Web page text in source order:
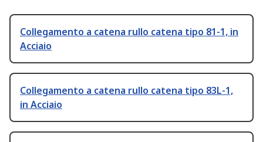
Collegamento a catena rullo catena tipo 81-1, in
Acciaio
Collegamento a catena rullo catena tipo 83L-1,
in Acciaio